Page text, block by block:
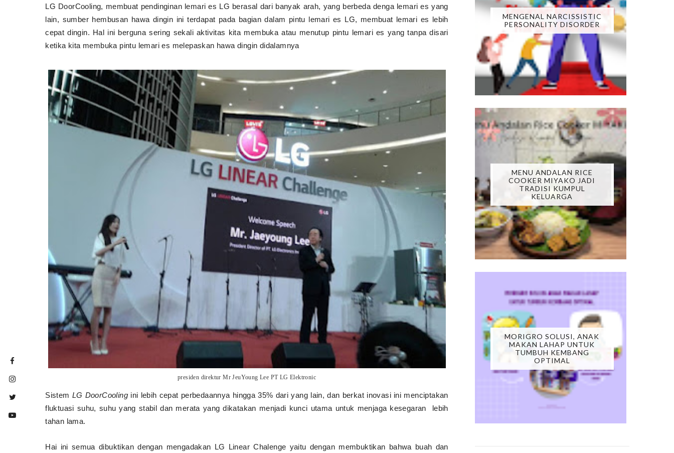
LG DoorCooling, membuat pendinginan lemari es LG berasal dari banyak arah, yang berbeda denga lemari es yang
lain, sumber hembusan hawa dingin ini terdapat pada bagian dalam pintu lemari es LG, membuat lemari es lebih
cepat dingin. Hal ini berguna sering sekali aktivitas kita membuka atau menutup pintu lemari es yang tanpa disari
ketika kita membuka pintu lemari es melepaskan hawa dingin didalamnya
presiden direktur Mr JeuYoung Lee PT LG Elektronic
Sistem LG DoorCooling ini lebih cepat perbedaannya hingga 35% dari yang lain, dan berkat inovasi ini menciptakan
fluktuasi suhu, suhu yang stabil dan merata yang dikatakan menjadi kunci utama untuk menjaga kesegaran
lebih
tahan lama.
Hai ini semua dibuktikan dengan mengadakan LG Linear Chalenge yaitu dengan membuktikan bahwa buah dan
MENGENAL NARCISSISTIC
PERSONALITY DISORDER
MENU ANDALAN RICE
COOKER MIYAKO JADI
TRADISI KUMPUL
KELUARGA
MORIGRO SOLUSI, ANAK
MAKAN LAHAP UNTUK
TUMBUH KEMBANG
OPTIMAL